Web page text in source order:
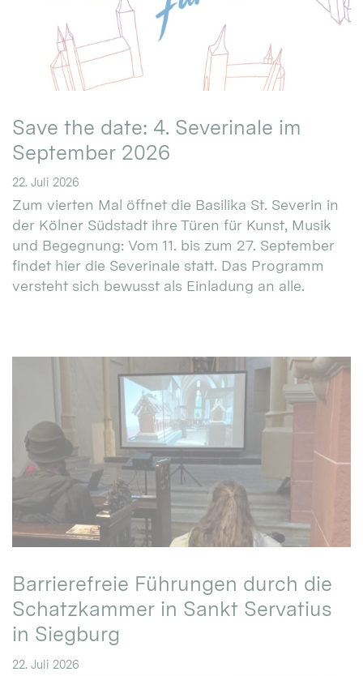
Save the date: 4. Severinale im
September 2026
22. Juli 2026
Zum vierten Mal öffnet die Basilika St. Severin in
der Kölner Südstadt ihre Türen für Kunst, Musik
und Begegnung: Vom 11. bis zum 27. September
findet hier die Severinale statt. Das Programm
versteht sich bewusst als Einladung an alle.
Barrierefreie Führungen durch die
Schatzkammer in Sankt Servatius
in Siegburg
22. Juli 2026